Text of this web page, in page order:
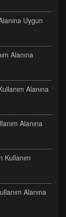
Uygun
Alanına
Alanına
Alanına
Kullanım
Alanına